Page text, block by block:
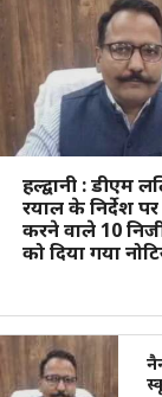
हल्द्वानी : डीएम
रयाल के निर्देश
करने वाले 10
को दिया गया